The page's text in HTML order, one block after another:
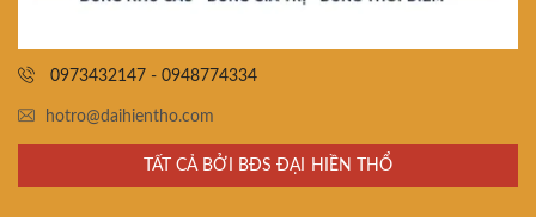
0973432147 - 0948774334
hotro@daihientho.com
TẤT CẢ BỞI BĐS ĐẠI HIỀN THỔ